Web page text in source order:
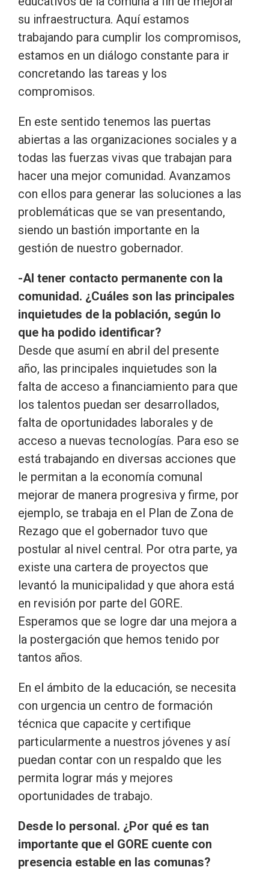
su infraestructura. Aquí estamos
trabajando para cumplir los compromisos,
estamos en un diálogo constante para ir
concretando las tareas y los
compromisos.
En este sentido tenemos las puertas
abiertas a las organizaciones sociales y a
todas las fuerzas vivas que trabajan para
hacer una mejor comunidad. Avanzamos
con ellos para generar las soluciones a las
problemáticas que se van presentando,
siendo un bastión importante en la
gestión de nuestro gobernador.
-Al tener contacto permanente con la
comunidad. ¿Cuáles son las principales
inquietudes de la población, según lo
que ha podido identificar?
Desde que asumí en abril del presente
año, las principales inquietudes son la
falta de acceso a financiamiento para que
los talentos puedan ser desarrollados,
falta de oportunidades laborales y de
acceso a nuevas tecnologías. Para eso se
está trabajando en diversas acciones que
le permitan a la economía comunal
mejorar de manera progresiva y firme, por
ejemplo, se trabaja en el Plan de Zona de
Rezago que el gobernador tuvo que
postular al nivel central. Por otra parte, ya
existe una cartera de proyectos que
levantó la municipalidad y que ahora está
en revisión por parte del GORE.
Esperamos que se logre dar una mejora a
la postergación que hemos tenido por
tantos años.
En el ámbito de la educación, se necesita
con urgencia un centro de formación
técnica que capacite y certifique
particularmente a nuestros jóvenes y así
puedan contar con un respaldo que les
permita lograr más y mejores
oportunidades de trabajo.
Desde lo personal. ¿Por qué es tan
importante que el GORE cuente con
presencia estable en las comunas?